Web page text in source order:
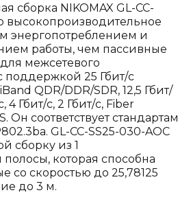
сборка NIKOMAX GL-CC-
высокопроизводительное
энергопотреблением и
работы, чем пассивные
межсетевого
поддержкой 25 Гбит/с
QDR/DDR/SDR, 12,5 Гбит/
4 Гбит/с, 2 Гбит/с, Fiber
Он соответствует стандартам
GL-CC-SS25-030-AOC
сборку из 1
которая способна
со скоростью до 25,78125
до 3 м.